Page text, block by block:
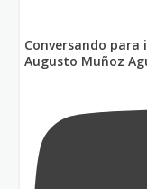
Conversando para
Augusto Muñoz